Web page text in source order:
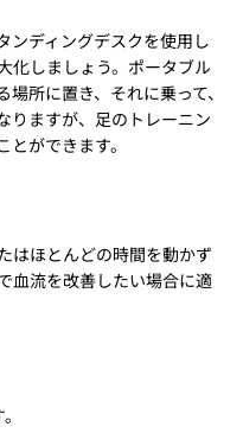
ンディングデスクを使用し
化しましょう。ポータブル
所に置き、それに乗って、
りますが、足のトレーニン
ができます。
はほとんどの時間を動かず
血流を改善したい場合に適